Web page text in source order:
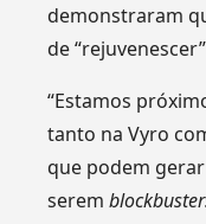
demonstraram
de
“Estamos
tanto na Vyro
que podem
serem